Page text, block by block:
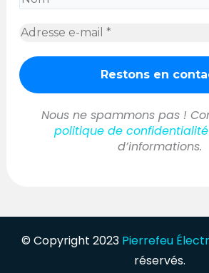
Nous ne spammons pas !
politique de confidentialité
d’informations.
© Copyright 2023 Pierrefeu
réservés.